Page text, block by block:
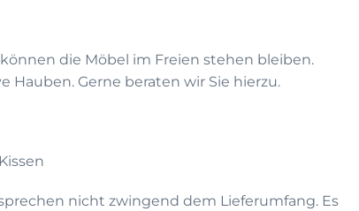
die Möbel im Freien stehen bleiben.
Gerne beraten wir Sie hierzu.
nicht zwingend dem Lieferumfang. Es